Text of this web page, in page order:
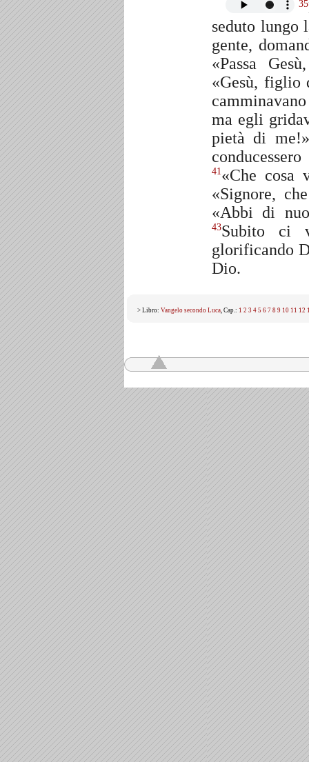
35
seduto lungo
gente,
«Passa
«Gesù,
ma egli
pietà di
41«Che cosa
«Signore,
«Abbi di
43Subito ci
glorificando
Dio.
> Libro: Vangelo secondo Luca, Cap.: 1 2 3 4 5 6 7 8 9 10 11 12